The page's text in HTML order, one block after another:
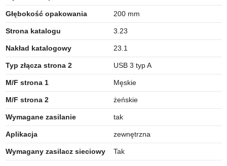
Głębokość opakowania 200 mm
Strona katalogu 3.23
Nakład katalogowy 23.1
Typ złącza strona 2 USB 3 typ A
M/F strona 1 Męskie
M/F strona 2 żeńskie
Wymagane zasilanie tak
Aplikacja zewnętrzna
Wymagany zasilacz sieciowy Tak